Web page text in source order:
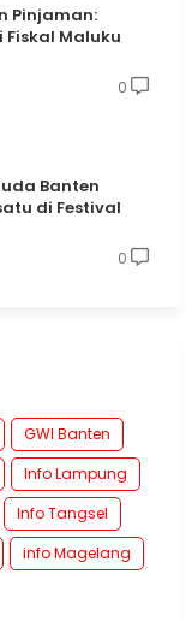
Pinjaman:
Maluku
0
Banten
di Festival
0
GWI Banten
Info Lampung
Info Tangsel
info Magelang